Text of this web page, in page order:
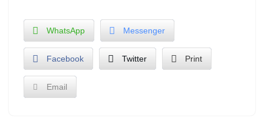
WhatsApp Messenger
Facebook Twitter Print
Email